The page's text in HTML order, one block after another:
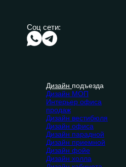
Соц сети:
Дизайн подъезда
Дизайн МОП
Интерьер офиса
продаж
Дизайн вестибюля
Дизайн офиса
Дизайн парадной
Дизайн приемной
Дизайн фойе
Дизайн холла